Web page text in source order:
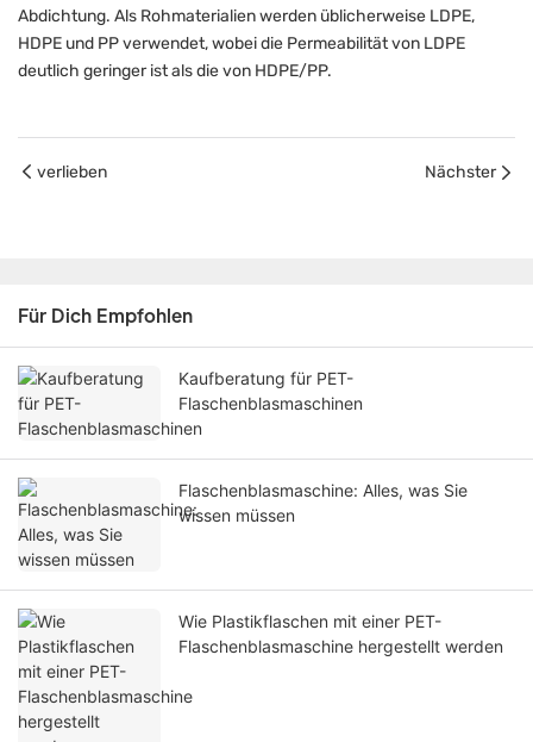
Abdichtung. Als Rohmaterialien werden üblicherweise LDPE,
HDPE und PP verwendet, wobei die Permeabilität von LDPE
deutlich geringer ist als die von HDPE/PP.
verlieben Nächster
Für Dich Empfohlen
Kaufberatung für PET-
Flaschenblasmaschinen
Flaschenblasmaschine: Alles, was Sie
wissen müssen
Wie Plastikflaschen mit einer PET-
Flaschenblasmaschine hergestellt werden